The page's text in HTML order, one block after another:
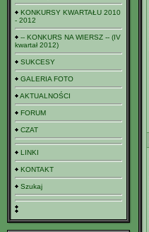
KONKURSY KWARTAŁU 2010
- 2012
-- KONKURS NA WIERSZ -- (IV
kwartał 2012)
SUKCESY
GALERIA FOTO
AKTUALNOŚCI
FORUM
CZAT
LINKI
KONTAKT
Szukaj